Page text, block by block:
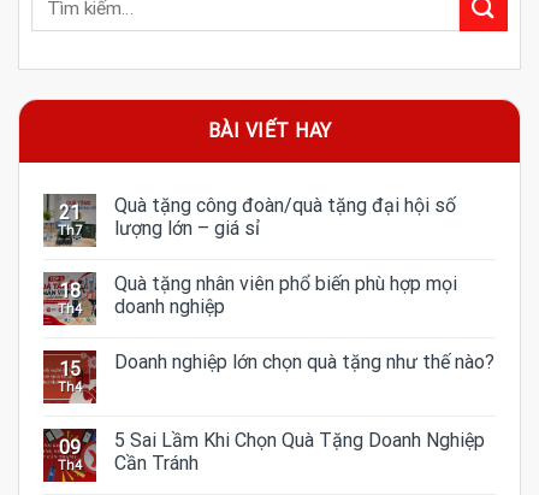
BÀI VIẾT HAY
21
Th7
Quà tặng công đoàn/quà tặng đại hội số
lượng lớn – giá sỉ
18
Th4
Quà tặng nhân viên phổ biến phù hợp mọi
doanh nghiệp
15
Th4
Doanh nghiệp lớn chọn quà tặng như thế nào?
09
Th4
5 Sai Lầm Khi Chọn Quà Tặng Doanh Nghiệp
Cần Tránh